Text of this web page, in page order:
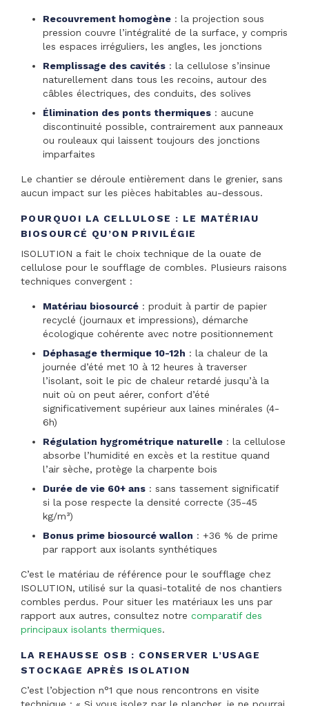
Recouvrement homogène : la projection sous
pression couvre l’intégralité de la surface, y compris
les espaces irréguliers, les angles, les jonctions
Remplissage des cavités : la cellulose s’insinue
naturellement dans tous les recoins, autour des
câbles électriques, des conduits, des solives
Élimination des ponts thermiques : aucune
discontinuité possible, contrairement aux panneaux
ou rouleaux qui laissent toujours des jonctions
imparfaites
Le chantier se déroule entièrement dans le grenier, sans
aucun impact sur les pièces habitables au-dessous.
POURQUOI LA CELLULOSE : LE MATÉRIAU
BIOSOURCÉ QU’ON PRIVILÉGIE
ISOLUTION a fait le choix technique de la ouate de
cellulose pour le soufflage de combles. Plusieurs raisons
techniques convergent :
Matériau biosourcé : produit à partir de papier
recyclé (journaux et impressions), démarche
écologique cohérente avec notre positionnement
Déphasage thermique 10-12h : la chaleur de la
journée d’été met 10 à 12 heures à traverser
l’isolant, soit le pic de chaleur retardé jusqu’à la
nuit où on peut aérer, confort d’été
significativement supérieur aux laines minérales (4-
6h)
Régulation hygrométrique naturelle : la cellulose
absorbe l’humidité en excès et la restitue quand
l’air sèche, protège la charpente bois
Durée de vie 60+ ans : sans tassement significatif
si la pose respecte la densité correcte (35-45
kg/m³)
Bonus prime biosourcé wallon : +36 % de prime
par rapport aux isolants synthétiques
C’est le matériau de référence pour le soufflage chez
ISOLUTION, utilisé sur la quasi-totalité de nos chantiers
combles perdus. Pour situer les matériaux les uns par
rapport aux autres, consultez notre comparatif des
principaux isolants thermiques.
LA REHAUSSE OSB : CONSERVER L’USAGE
STOCKAGE APRÈS ISOLATION
C’est l’objection n°1 que nous rencontrons en visite
technique : « Si vous isolez par le plancher, je ne pourrai